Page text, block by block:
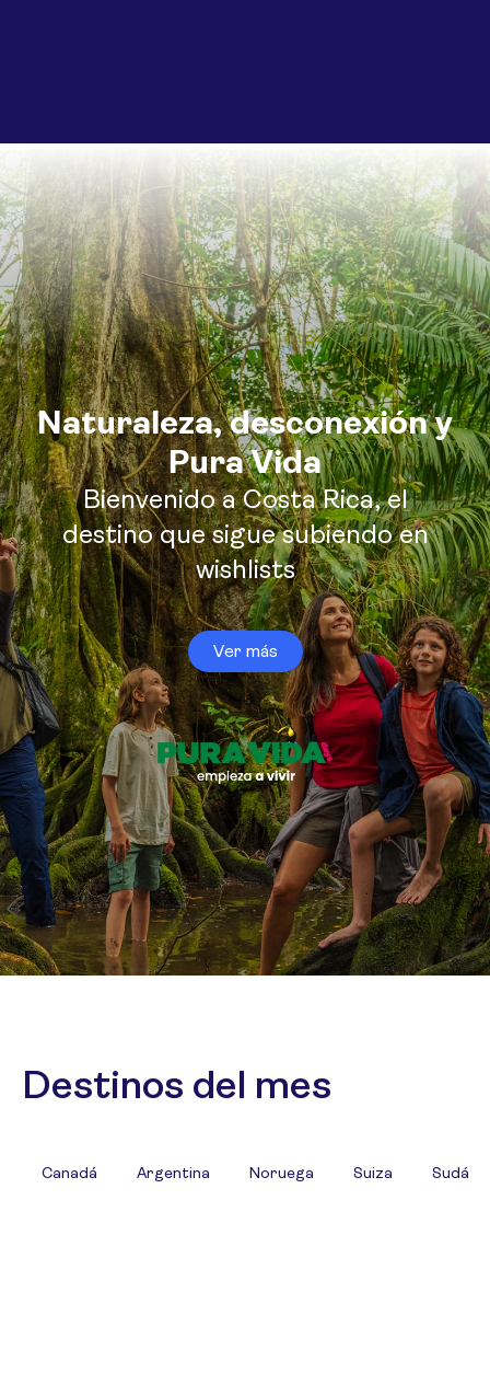
Naturaleza, desconexión y
Pura Vida
Bienvenido a Costa Rica, el
destino que sigue subiendo en
wishlists
Ver más
Destinos del mes
Canadá Argentina Noruega Suiza